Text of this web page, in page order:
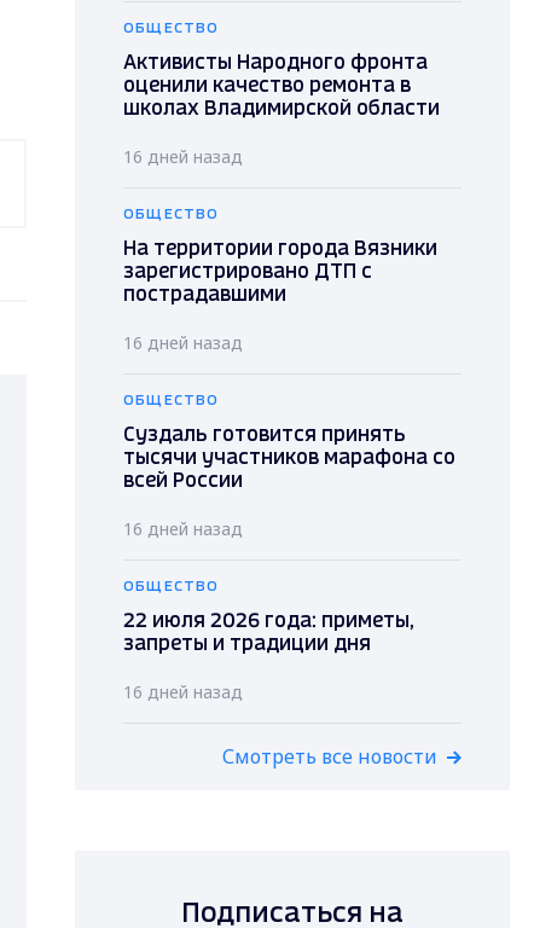
ОБЩЕСТВО
Активисты Народного фронта
оценили качество ремонта в
школах Владимирской области
16 дней назад
ОБЩЕСТВО
На территории города Вязники
зарегистрировано ДТП с
пострадавшими
16 дней назад
ОБЩЕСТВО
Суздаль готовится принять
тысячи участников марафона со
всей России
16 дней назад
ОБЩЕСТВО
22 июля 2026 года: приметы,
запреты и традиции дня
16 дней назад
Смотреть все новости
Подписаться на